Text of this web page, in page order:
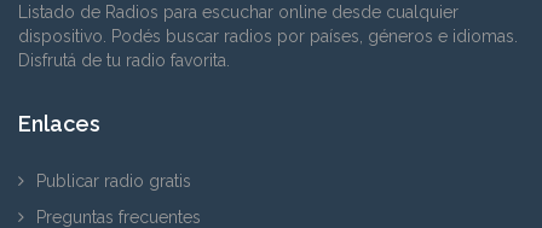
Listado de Radios para escuchar online desde cualquier
dispositivo. Podés buscar radios por países, géneros e idiomas.
Disfrutá de tu radio favorita.
Enlaces
Publicar radio gratis
Preguntas frecuentes